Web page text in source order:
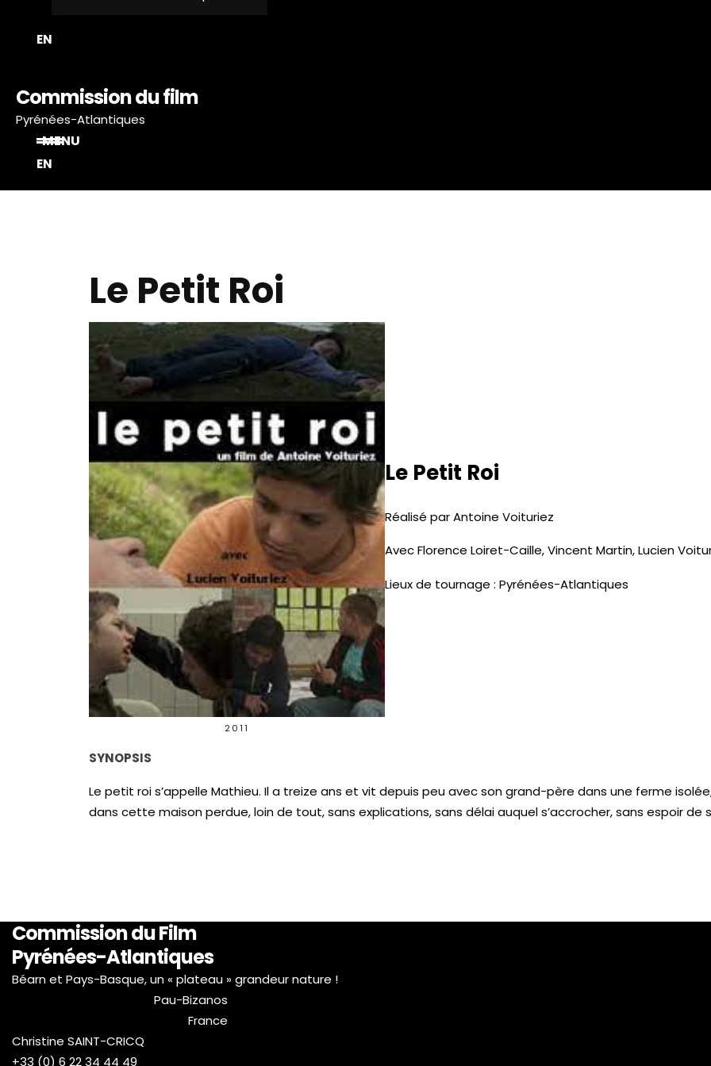
EN
Commission du film
Pyrénées-Atlantiques
MENU
EN
Le Petit Roi
2011
Le Petit Roi
Réalisé par Antoine Voituriez
Avec Florence Loiret-Caille, Vincent Martin, Lucien
Lieux de tournage : Pyrénées-Atlantiques
SYNOPSIS
Le petit roi s’appelle Mathieu. Il a treize ans et vit depuis peu avec son grand-père dans une ferme
dans cette maison perdue, loin de tout, sans explications, sans délai auquel s’accrocher, sans espoir de
Commission du Film
Pyrénées-Atlantiques
Béarn et Pays-Basque, un « plateau » grandeur nature !
Pau-Bizanos
France
Christine SAINT-CRICQ
+33 (0) 6 22 34 44 49